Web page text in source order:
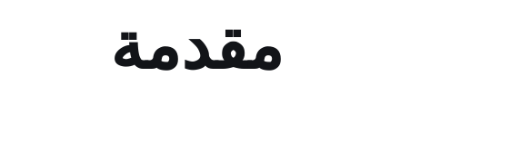
مقدمة